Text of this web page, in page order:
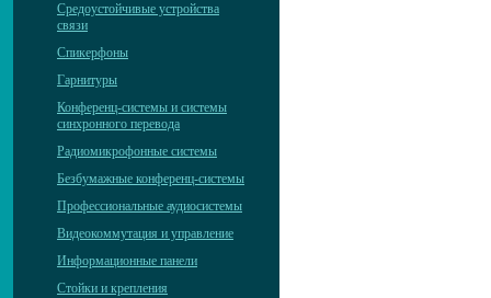
Средоустойчивые устройства
связи
Спикерфоны
Гарнитуры
Конференц-системы и системы
синхронного перевода
Радиомикрофонные системы
Безбумажные конференц-системы
Профессиональные аудиосистемы
Видеокоммутация и управление
Информационные панели
Стойки и крепления